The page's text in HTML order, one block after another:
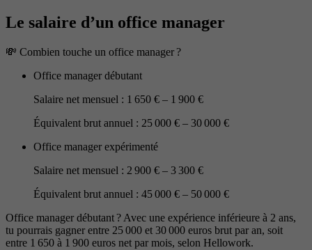
Le salaire d’un office manager
💸​ Combien touche un office manager ?
Office manager débutant
Salaire net mensuel : 1 650 € – 1 900 €
Équivalent brut annuel : 25 000 € – 30 000 €
Office manager expérimenté
Salaire net mensuel : 2 900 € – 3 300 €
Équivalent brut annuel : 45 000 € – 50 000 €
Office manager débutant ? Avec une expérience inférieure à 2 ans,
tu pourrais gagner entre 25 000 et 30 000 euros brut par an, soit
entre 1 650 à 1 900 euros net par mois, selon Hellowork.